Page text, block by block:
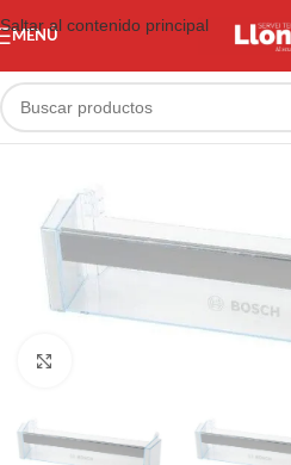
Saltar al contenido principal
MENÚ